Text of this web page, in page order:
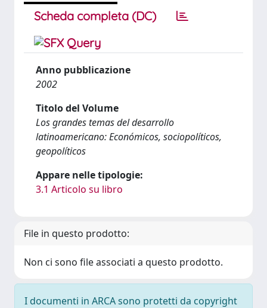
Scheda completa (DC)
Anno pubblicazione
2002
Titolo del Volume
Los grandes temas del desarrollo
latinoamericano: Económicos, sociopolíticos,
geopolíticos
Appare nelle tipologie:
3.1 Articolo su libro
File in questo prodotto:
Non ci sono file associati a questo prodotto.
I documenti in ARCA sono protetti da copyright